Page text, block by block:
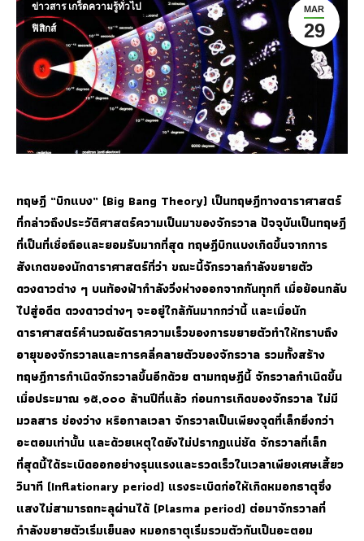
MAR
29
ข่าวสาร เกร็ดความรู้ทั่วไป
ฟิสิกส์
ทฤษฎี “บิกแบง” (Big Bang Theory) เป็นทฤษฎีทางดาราศาสตร์
ที่กล่าวถึงประวัติศาสตร์ความเป็นมาของจักรวาล ปัจจุบันเป็นทฤษฎี
ที่เป็นที่เชื่อถือและยอมรับมากที่สุด ทฤษฎีบิกแบงเกิดขึ้นจากการ
สังเกตของนักดาราศาสตร์ที่ว่า ขณะนี้จักรวาลกำลังขยายตัว
ดวงดาวต่าง ๆ บนท้องฟ้ากำลังวิ่งห่างออกจากกันทุกที เมื่อย้อนกลับ
ไปสู่อดีต ดวงดาวต่างๆ จะอยู่ใกล้กันมากกว่านี้ และเมื่อนัก
ดาราศาสตร์คำนวณอัตราความเร็วของการขยายตัวทำให้ทราบถึง
อายุของจักรวาลและการคลี่คลายตัวของจักรวาล รวมทั้งสร้าง
ทฤษฎีการกำเนิดจักรวาลขึ้นอีกด้วย ตามทฤษฎีนี้ จักรวาลกำเนิดขึ้น
เมื่อประมาณ ๑๕,๐๐๐ ล้านปีที่แล้ว ก่อนการเกิดของจักรวาล ไม่มี
มวลสาร ช่องว่าง หรือกาลเวลา จักรวาลเป็นเพียงจุดที่เล็กยิ่งกว่า
อะตอมเท่านั้น และด้วยเหตุใดยังไม่ปรากฏแน่ชัด จักรวาลที่เล็ก
ที่สุดนี้ได้ระเบิดออกอย่างรุนแรงและรวดเร็วในเวลาเพียงเศษเสี้ยว
วินาที (Inflationary period) แรงระเบิดก่อให้เกิดหมอกธาตุซึ่ง
แสงไม่สามารถทะลุผ่านได้ (Plasma period) ต่อมาจักรวาลที่
กำลังขยายตัวเริ่มเย็นลง หมอกธาตุเริ่มรวมตัวกันเป็นอะตอม